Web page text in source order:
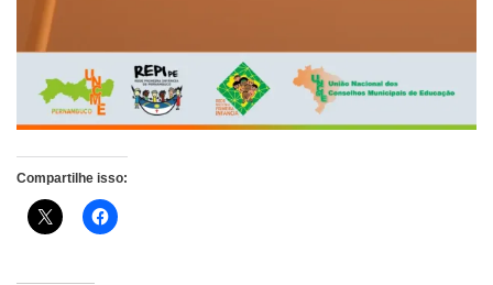
Compartilhe isso: